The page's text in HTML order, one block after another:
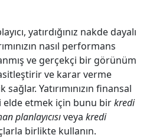
yatırdığınız nakde dayalı
nasıl performans
ve gerçekçi bir görünüm
ve karar verme
Yatırımınızın finansal
etmek için bunu birkredi
planlayıcısıveya kredi
birlikte kullanın.